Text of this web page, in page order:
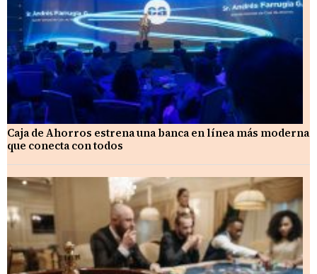
Caja de Ahorros estrena una banca en línea más moderna
que conecta con todos